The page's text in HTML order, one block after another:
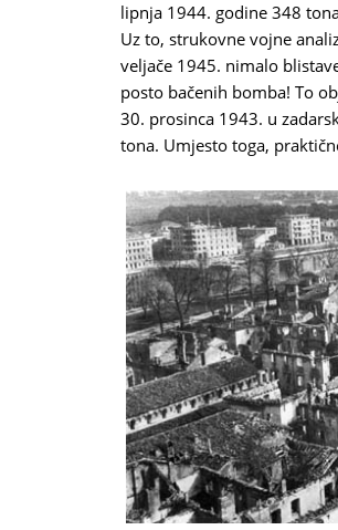
lipnja 1944. godine 348
Uz to, strukovne vojne
veljače 1945. nimalo
posto bačenih bomba! To
30. prosinca 1943. u
tona. Umjesto toga,